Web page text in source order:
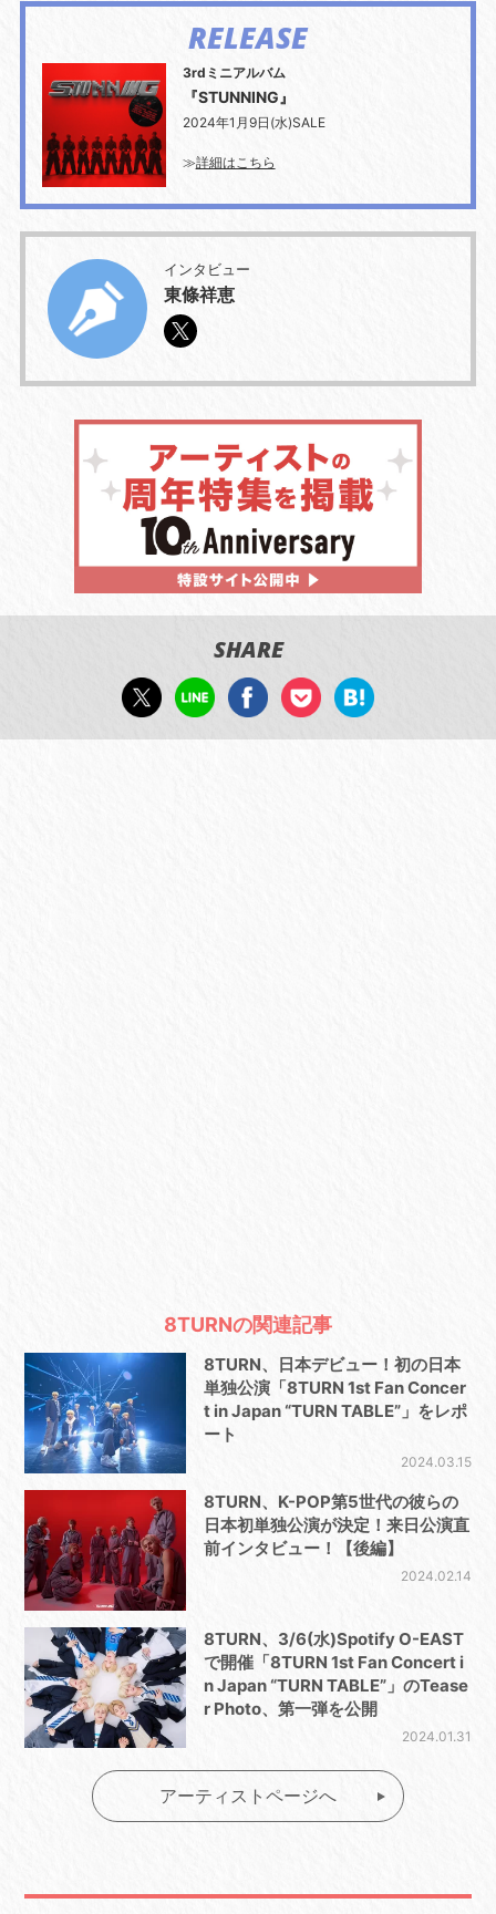
RELEASE
3rdミニアルバム
『STUNNING』
2024年1月9日(水)SALE
≫詳細はこちら
インタビュー
東條祥恵
SHARE
8TURNの関連記事
8TURN、日本デビュー！初の日本
単独公演「8TURN 1st Fan Concer
t in Japan “TURN TABLE”」をレポ
ート
2024.03.15
8TURN、K-POP第5世代の彼らの
日本初単独公演が決定！来日公演直
前インタビュー！【後編】
2024.02.14
8TURN、3/6(水)Spotify O-EAST
で開催「8TURN 1st Fan Concert i
n Japan “TURN TABLE”」のTease
r Photo、第一弾を公開
2024.01.31
アーティストページへ